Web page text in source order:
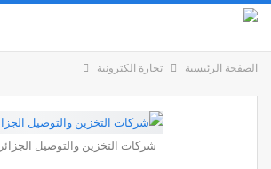
الصفحة الرئيسية تجارة الكترونية
شركات التخزين والتوصيل